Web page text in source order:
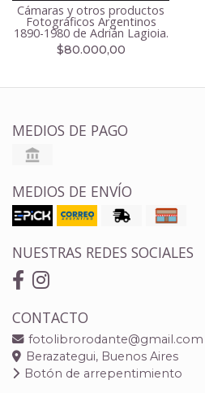
Cámaras y otros productos
Fotográficos Argentinos
1890-1980 de Adrián Lagioia.
$80.000,00
MEDIOS DE PAGO
MEDIOS DE ENVÍO
NUESTRAS REDES SOCIALES
CONTACTO
fotolibrorodante@gmail.com
Berazategui, Buenos Aires
Botón de arrepentimiento